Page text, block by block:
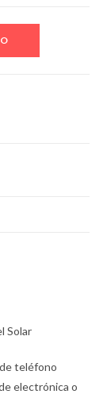
Solar
teléfono
electrónica o